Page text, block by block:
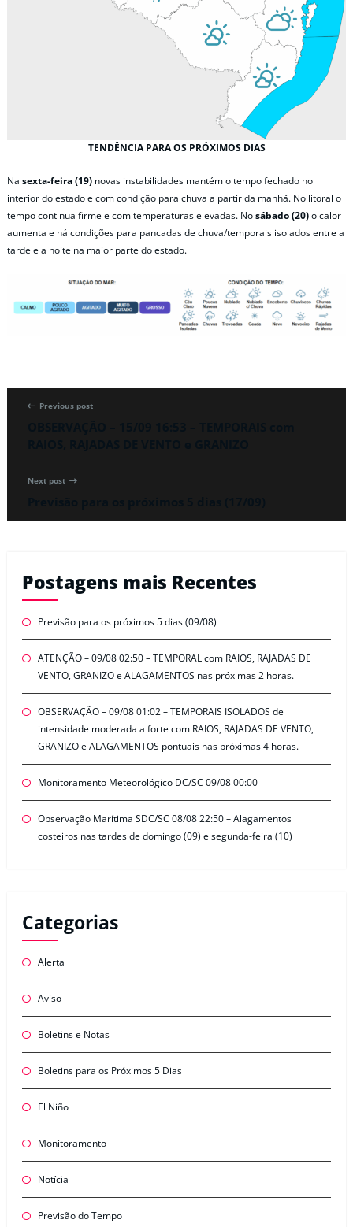
TENDÊNCIA PARA OS PRÓXIMOS DIAS
Na sexta-feira (19) novas instabilidades mantém o tempo fechado no
interior do estado e com condição para chuva a partir da manhã. No litoral o
tempo continua firme e com temperaturas elevadas. Nosábado (20)o calor
aumenta e há condições para pancadas de chuva/temporais isolados entre a
tarde e a noite na maior parte do estado.
Previous post
Next post
Postagens mais Recentes
Previsão para os próximos 5 dias (09/08)
ATENÇÃO – 09/08 02:50 – TEMPORAL com RAIOS, RAJADAS DE
VENTO, GRANIZO e ALAGAMENTOS nas próximas 2 horas.
OBSERVAÇÃO – 09/08 01:02 – TEMPORAIS ISOLADOS de
intensidade moderada a forte com RAIOS, RAJADAS DE VENTO,
GRANIZO e ALAGAMENTOS pontuais nas próximas 4 horas.
Monitoramento Meteorológico DC/SC 09/08 00:00
Observação Marítima SDC/SC 08/08 22:50 – Alagamentos
costeiros nas tardes de domingo (09) e segunda-feira (10)
Categorias
Alerta
Aviso
Boletins e Notas
Boletins para os Próximos 5 Dias
El Niño
Monitoramento
Notícia
Previsão do Tempo